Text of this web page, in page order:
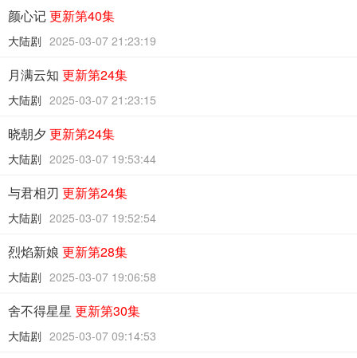
颜心记更新第40集
大陆剧 2025-03-07 21:23:19
月满云知 更新第24集
大陆剧 2025-03-07 21:23:15
晓朝夕 更新第24集
大陆剧 2025-03-07 19:53:44
与君相刃 更新第24集
大陆剧 2025-03-07 19:52:54
烈焰新娘 更新第28集
大陆剧 2025-03-07 19:06:58
舍不得星星 更新第30集
大陆剧 2025-03-07 09:14:53